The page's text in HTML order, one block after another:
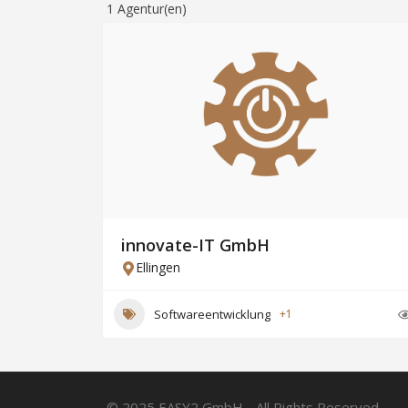
1 Agentur(en)
innovate-IT GmbH
Ellingen
Softwareentwicklung +1